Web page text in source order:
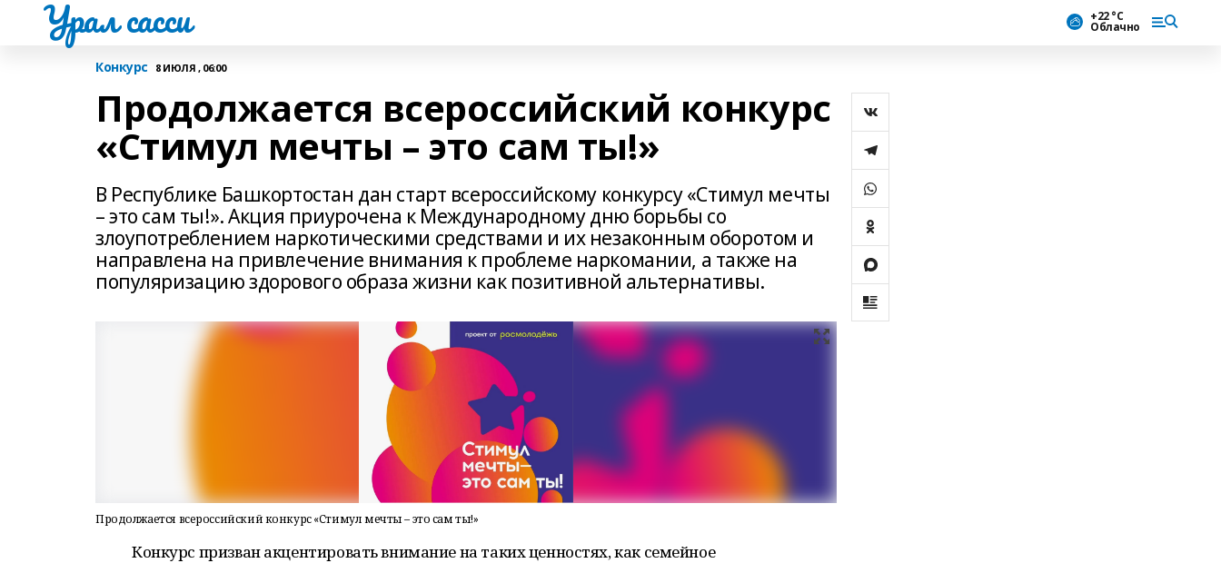
Урал сасси +22 °С
Облачно
Конкурс 8 ИЮЛЯ , 06:00
Продолжается всероссийский конкурс
«Стимул мечты – это сам ты!»
В Республике Башкортостан дан старт всероссийскому конкурсу «Стимул мечты
– это сам ты!». Акция приурочена к Международному дню борьбы со
злоупотреблением наркотическими средствами и их незаконным оборотом и
направлена на привлечение внимания к проблеме наркомании, а также на
популяризацию здорового образа жизни как позитивной альтернативы.
Продолжается всероссийский конкурс «Стимул мечты – это сам ты!»
Конкурс призван акцентировать внимание на таких ценностях, как семейное